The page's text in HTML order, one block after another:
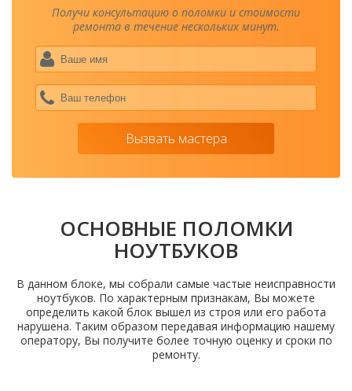
Получи консультацию о поломки и стоимости
ремонта в течение нескольких минут.
Вызвать мастера
ОСНОВНЫЕ ПОЛОМКИ
НОУТБУКОВ
В данном блоке, мы собрали самые частые неисправности
ноутбуков. По характерным признакам, Вы можете
определить какой блок вышел из строя или его работа
нарушена. Таким образом передавая информацию нашему
оператору, Вы получите более точную оценку и сроки по
ремонту.